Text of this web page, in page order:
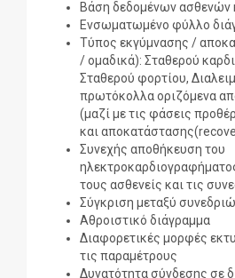
Βάση δεδομένων ασθενών
Ενσωματωμένο φύλλο
Τύπος εκγύμνασης /
/ ομαδικά): Σταθερού
Σταθερού φορτίου,
πρωτόκολλα οριζόμενα
(μαζί με τις φάσεις
και
Συνεχής αποθήκευση του
τους ασθενείς και τις
Σύγκριση μεταξύ
Αθροιστικό διάγραμμα
Διαφορετικές μορφές
τις παραμέτρους
Δυνατότητα σύνδεσης σε